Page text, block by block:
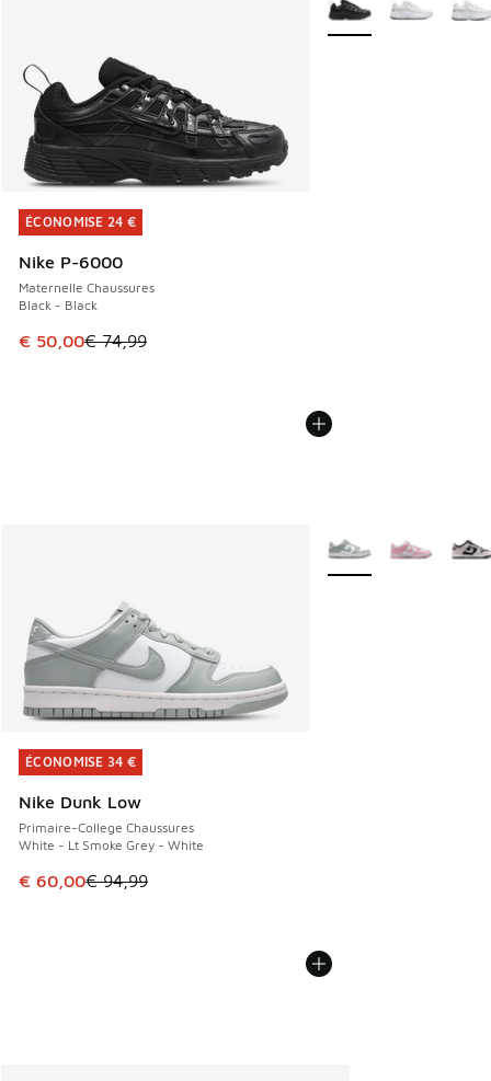
ÉCONOMISE 24 €
Nike P-6000
Maternelle Chaussures
Black - Black
Cet article est en promotion. Prix en baisse de € 74,99 à
€ 50,00€ 74,99
ÉCONOMISE 24 €
ÉCONOMISE 34 €
Nike Dunk Low
Primaire-College Chaussures
White - Lt Smoke Grey - White
Cet article est en promotion. Prix en baisse de € 94,99 à
€ 60,00€ 94,99
ÉCONOMISE 34 €
Plus de couleurs